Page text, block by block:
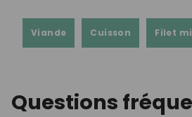
Viande Cuisson Filet
Questions